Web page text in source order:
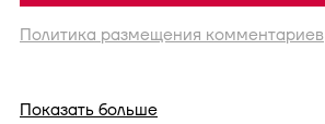
Политика размещения комментариев
Показать больше